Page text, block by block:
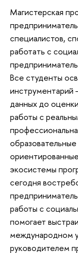
Магистерская
специалистов,
работать с
Все студенты
инструментарий
данных до
работы с
экосистемы
сегодня
работы с
помогает
международном
руководителем